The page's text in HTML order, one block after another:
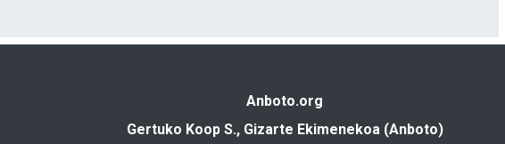
Anboto.org
Gertuko Koop S., Gizarte Ekimenekoa (Anboto)